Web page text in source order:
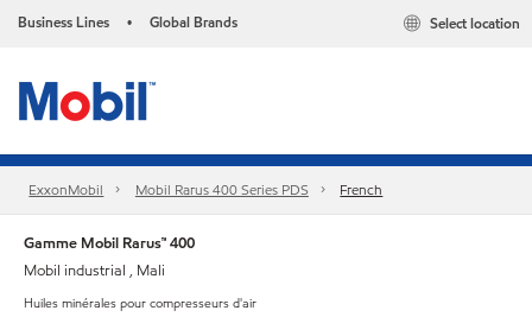
Business Lines • Global Brands Select location
ExxonMobil Mobil Rarus 400 Series PDS French
Gamme Mobil Rarus™ 400
Mobil industrial , Mali
Huiles minérales pour compresseurs d'air